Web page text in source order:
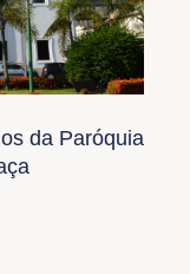
da Paróquia